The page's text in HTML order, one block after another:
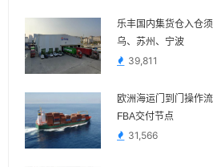
乐丰国内集货仓入仓
乌、苏州、宁波
39,811
欧洲海运门到门操作
FBA交付节点
31,566